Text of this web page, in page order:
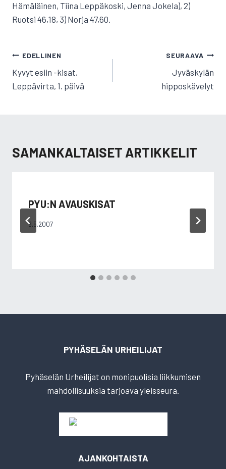
Hämäläinen, Tiina Leppäkoski, Jenna Jokela), 2)
Ruotsi 46,18, 3) Norja 47,60.
ARTIKKELIEN
SELAUS
EDELLINEN
Kyvyt esiin -kisat,
Leppävirta, 1. päivä
SEURAAVA
Jyväskylän
hipposkävelyt
SAMANKALTAISET ARTIKKELIT
PYU:N AVAUSKISAT
8.5.2007
PYHÄSELÄN URHEILIJAT
Pyhäselän Urheilijat on monipuolisia liikkumisen
mahdollisuuksia tarjoava yleisseura.
AJANKOHTAISTA